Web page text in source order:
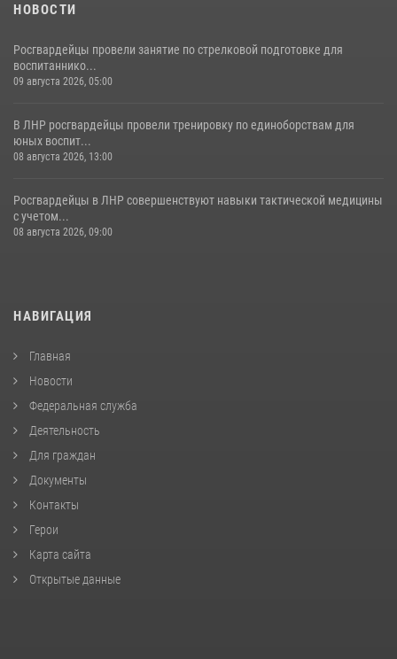
НОВОСТИ
Росгвардейцы провели занятие по стрелковой подготовке для
воспитаннико...
09 августа 2026, 05:00
В ЛНР росгвардейцы провели тренировку по единоборствам для
юных воспит...
08 августа 2026, 13:00
Росгвардейцы в ЛНР совершенствуют навыки тактической медицины
с учетом...
08 августа 2026, 09:00
НАВИГАЦИЯ
Главная
Новости
Федеральная служба
Деятельность
Для граждан
Документы
Контакты
Герои
Карта сайта
Открытые данные